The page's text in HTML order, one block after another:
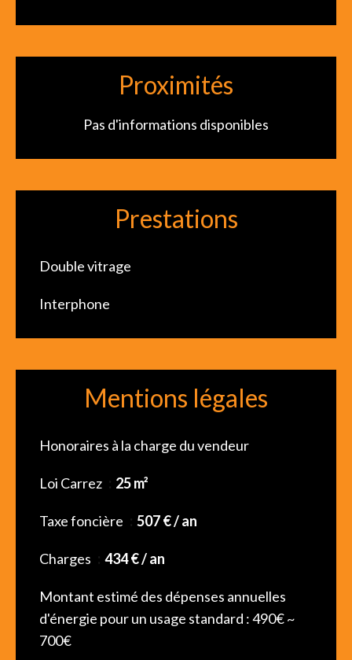
Proximités
Pas d'informations disponibles
Prestations
Double vitrage
Interphone
Mentions légales
Honoraires à la charge du vendeur
Loi Carrez 25 m²
Taxe foncière 507 € / an
Charges 434 € / an
Montant estimé des dépenses annuelles
d'énergie pour un usage standard : 490€ ~
700€